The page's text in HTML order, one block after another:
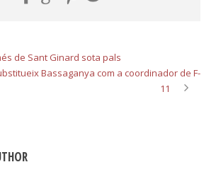
de Sant Ginard sota pals
Bassaganya com a coordinador de F-
11